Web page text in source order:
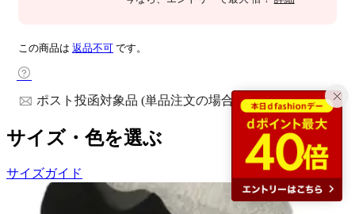
この商品は 返品不可 です。
ポスト投函対象品 (単品注文の場合)
サイズ・色を選ぶ
サイズガイド